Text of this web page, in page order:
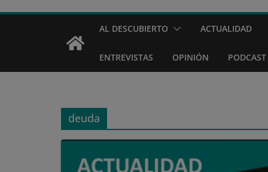
AL DESCUBIERTO ACTUALIDAD
ENTREVISTAS OPINIÓN PODCAST
deuda